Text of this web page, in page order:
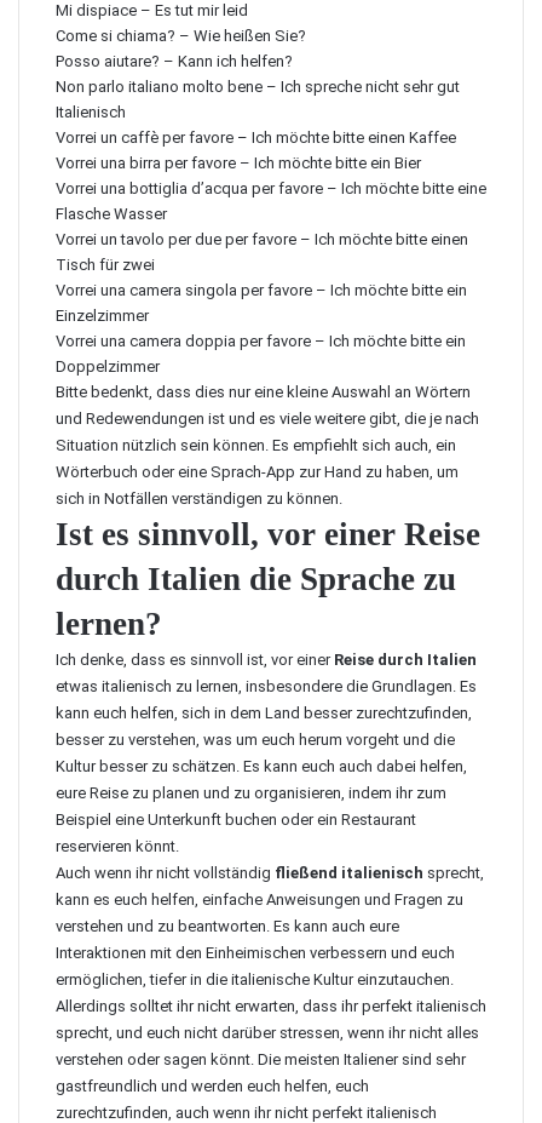
Mi dispiace – Es tut mir leid
Come si chiama? – Wie heißen Sie?
Posso aiutare? – Kann ich helfen?
Non parlo italiano molto bene – Ich spreche nicht sehr gut
Italienisch
Vorrei un caffè per favore – Ich möchte bitte einen Kaffee
Vorrei una birra per favore – Ich möchte bitte ein Bier
Vorrei una bottiglia d’acqua per favore – Ich möchte bitte eine
Flasche Wasser
Vorrei un tavolo per due per favore – Ich möchte bitte einen
Tisch für zwei
Vorrei una camera singola per favore – Ich möchte bitte ein
Einzelzimmer
Vorrei una camera doppia per favore – Ich möchte bitte ein
Doppelzimmer
Bitte bedenkt, dass dies nur eine kleine Auswahl an Wörtern
und Redewendungen ist und es viele weitere gibt, die je nach
Situation nützlich sein können. Es empfiehlt sich auch, ein
Wörterbuch oder eine Sprach-App zur Hand zu haben, um
sich in Notfällen verständigen zu können.
Ist es sinnvoll, vor einer Reise
durch Italien die Sprache zu
lernen?
Ich denke, dass es sinnvoll ist, vor einer Reise durch Italien
etwas italienisch zu lernen, insbesondere die Grundlagen. Es
kann euch helfen, sich in dem Land besser zurechtzufinden,
besser zu verstehen, was um euch herum vorgeht und die
Kultur besser zu schätzen. Es kann euch auch dabei helfen,
eure Reise zu planen und zu organisieren, indem ihr zum
Beispiel eine Unterkunft buchen oder ein Restaurant
reservieren könnt.
Auch wenn ihr nicht vollständig fließend italienisch sprecht,
kann es euch helfen, einfache Anweisungen und Fragen zu
verstehen und zu beantworten. Es kann auch eure
Interaktionen mit den Einheimischen verbessern und euch
ermöglichen, tiefer in die italienische Kultur einzutauchen.
Allerdings solltet ihr nicht erwarten, dass ihr perfekt italienisch
sprecht, und euch nicht darüber stressen, wenn ihr nicht alles
verstehen oder sagen könnt. Die meisten Italiener sind sehr
gastfreundlich und werden euch helfen, euch
zurechtzufinden, auch wenn ihr nicht perfekt italienisch